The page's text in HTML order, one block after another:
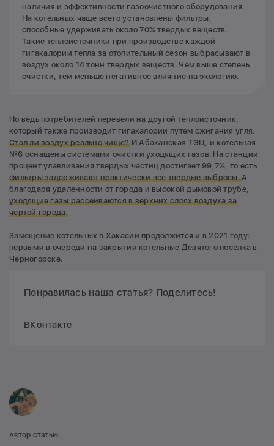
наличия и эффективности газоочистного оборудования.
На котельных чаще всего установлены фильтры,
способные удерживать около 70% твердых веществ.
Такие теплоисточники при производстве каждой
гигакалории тепла за отопительный сезон выбрасывают в
воздух около 14 тонн твердых веществ. Чем выше степень
очистки, тем меньше негативное влияние на экологию.
Но ведь потребителей перевели на другой теплоисточник,
который также производит гигакалории путем сжигания угля.
Стал ли воздух реально чище?И Абаканская ТЭЦ, и котельная
№6 оснащены системами очистки уходящих газов. На станции
процент улавливания твердых частиц достигает 99,7%, то есть
фильтры задерживают практически все твердые выбросы.А
благодаря удаленности от города и высокой дымовой трубе,
уходящие газы рассеиваются в верхних слоях воздуха за
чертой города.
Замещение котельных в Хакасии продолжится и в 2021 году:
первыми в очереди на закрытии котельные Девятого поселка в
Черногорске.
Понравилась наша статья? Поделитесь!
ВКонтакте
Автор статьи: